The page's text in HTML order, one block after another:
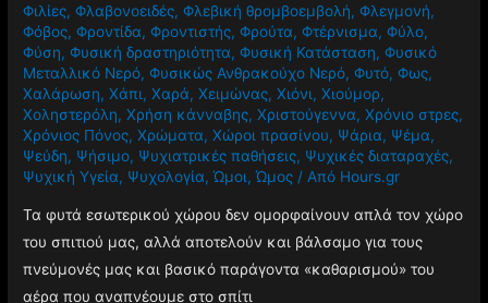
Φιλίες,Φλαβονοειδές,Φλεβική θρομβοεμβολή,Φλεγμονή,
Φόβος,Φροντίδα,Φροντιστής,Φρούτα,Φτέρνισμα,Φύλο,
Φύση,Φυσική δραστηριότητα,Φυσική Κατάσταση,Φυσικό
Μεταλλικό Νερό,Φυσικώς Ανθρακούχο Νερό,Φυτό,Φως,
Χαλάρωση,Χάπι,Χαρά,Χειμώνας,Χιόνι,Χιούμορ,
Χοληστερόλη,Χρήση κάνναβης,Χριστούγεννα,Χρόνιο στρες,
Χρόνιος Πόνος,Χρώματα,Χώροι πρασίνου, Ψάρια, Ψέμα,
Ψεύδη, Ψήσιμο, Ψυχιατρικές παθήσεις, Ψυχικές διαταραχές,
Ψυχική Υγεία, Ψυχολογία,Ώμοι,Ώμος / Από Hours.gr
Τα φυτά εσωτερικού χώρου δεν ομορφαίνουν απλά τον χώρο
του σπιτιού μας, αλλά αποτελούν και βάλσαμο για τους
πνεύμονές μας και βασικό παράγοντα «καθαρισμού» του
αέρα που αναπνέουμε στο σπίτι